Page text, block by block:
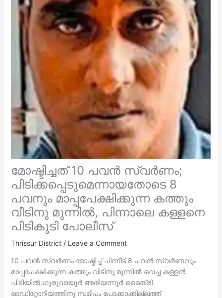
മോഷ്ടിച്ചത് 10 പവൻ സ്വര്‍ണം;
പിടിക്കപ്പെടുമെന്നായതോടെ 8
പവനും മാപ്പപേക്ഷിക്കുന്ന കത്തും
വീടിനു മുന്നില്‍, പിന്നാലെ കള്ളനെ
പിടികൂടി പോലീസ്
Thrissur District/ Leave a Comment
10 പവൻ സ്വർണം മോഷ്ടിച്ച്‌ പിന്നീട് 8 പവൻ സ്വർണവും
മാപ്പപേക്ഷിക്കുന്ന കത്തും വീടിനു മുന്നില്‍ വെച്ച കള്ളൻ
പിടിയില്‍.ഗുരുവായൂർ അരിയന്നൂർ മൈത്രി
ഓഡിറ്റോറിയത്തിനു സമീപം പോക്കാക്കില്ലത്ത്